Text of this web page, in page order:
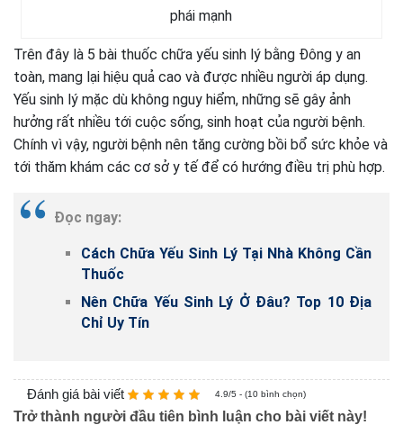
phái mạnh
Trên đây là 5 bài thuốc chữa yếu sinh lý bằng Đông y an
toàn, mang lại hiệu quả cao và được nhiều người áp dụng.
Yếu sinh lý mặc dù không nguy hiểm, những sẽ gây ảnh
hưởng rất nhiều tới cuộc sống, sinh hoạt của người bệnh.
Chính vì vậy, người bệnh nên tăng cường bồi bổ sức khỏe và
tới thăm khám các cơ sở y tế để có hướng điều trị phù hợp.
Đọc ngay:
Cách Chữa Yếu Sinh Lý Tại Nhà Không Cần
Thuốc
Nên Chữa Yếu Sinh Lý Ở Đâu? Top 10 Địa
Chỉ Uy Tín
Đánh giá bài viết 4.9/5 - (10 bình chọn)
Trở thành người đầu tiên bình luận cho bài viết này!